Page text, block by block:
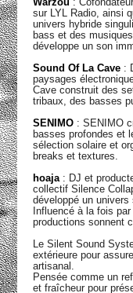
sur LYL Radio, ainsi
univers hybride
bass et des
développe un son
Sound Of La Cave :
paysages
Cave construit des
tribaux, des basses
SENIMO: SENIMO
basses profondes et
sélection solaire et
breaks et textures.
hoaja: DJ et
collectif Silence
développé un
Influencé à la fois
productions sonnent
Le Silent Sound
extérieure pour
artisanal.
Pensée comme un
et fraîcheur pour